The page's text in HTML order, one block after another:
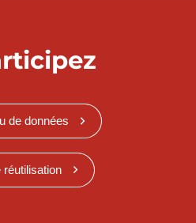
de données
réutilisation